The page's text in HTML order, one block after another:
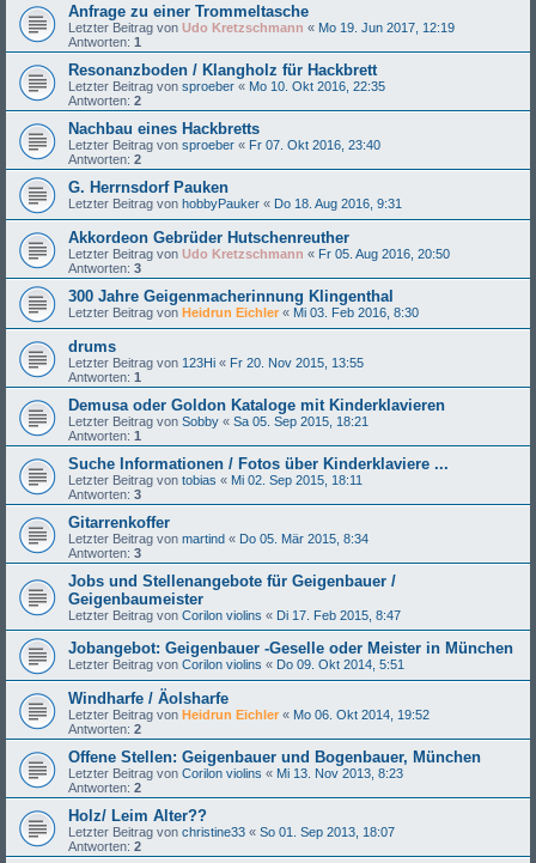
Anfrage zu einer Trommeltasche
Letzter Beitrag von Udo Kretzschmann « Mo 19. Jun 2017, 12:19
Antworten: 1
Resonanzboden / Klangholz für Hackbrett
Letzter Beitrag von sproeber « Mo 10. Okt 2016, 22:35
Antworten: 2
Nachbau eines Hackbretts
Letzter Beitrag von sproeber « Fr 07. Okt 2016, 23:40
Antworten: 2
G. Herrnsdorf Pauken
Letzter Beitrag von hobbyPauker « Do 18. Aug 2016, 9:31
Akkordeon Gebrüder Hutschenreuther
Letzter Beitrag von Udo Kretzschmann « Fr 05. Aug 2016, 20:50
Antworten: 3
300 Jahre Geigenmacherinnung Klingenthal
Letzter Beitrag von Heidrun Eichler « Mi 03. Feb 2016, 8:30
drums
Letzter Beitrag von 123Hi « Fr 20. Nov 2015, 13:55
Antworten: 1
Demusa oder Goldon Kataloge mit Kinderklavieren
Letzter Beitrag von Sobby « Sa 05. Sep 2015, 18:21
Antworten: 1
Suche Informationen / Fotos über Kinderklaviere ...
Letzter Beitrag von tobias « Mi 02. Sep 2015, 18:11
Antworten: 3
Gitarrenkoffer
Letzter Beitrag von martind « Do 05. Mär 2015, 8:34
Antworten: 3
Jobs und Stellenangebote für Geigenbauer /
Geigenbaumeister
Letzter Beitrag von Corilon violins « Di 17. Feb 2015, 8:47
Jobangebot: Geigenbauer -Geselle oder Meister in München
Letzter Beitrag von Corilon violins « Do 09. Okt 2014, 5:51
Windharfe / Äolsharfe
Letzter Beitrag von Heidrun Eichler « Mo 06. Okt 2014, 19:52
Antworten: 2
Offene Stellen: Geigenbauer und Bogenbauer, München
Letzter Beitrag von Corilon violins « Mi 13. Nov 2013, 8:23
Antworten: 2
Holz/ Leim Alter??
Letzter Beitrag von christine33 « So 01. Sep 2013, 18:07
Antworten: 2